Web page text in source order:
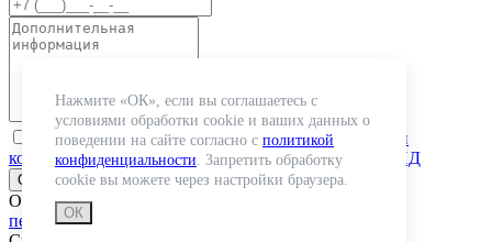
«я ознакомлен(-а) и принимаю условия
политики
конфиденциальностии даюсогласие на обработку ПД
Отправляя заявку, Вы даете согласие на обработку
персональных данных
Нажмите «ОК», если вы соглашаетесь с
условиями обработки cookie и ваших данных о
поведении на сайте согласно с политикой
конфиденциальности. Запретить обработку
cookie вы можете через настройки браузера.
ОК